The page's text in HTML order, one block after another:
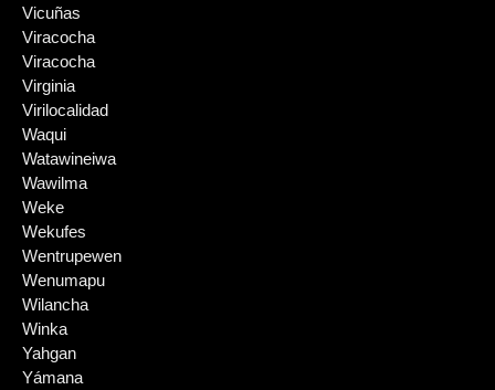
Vicuñas
Viracocha
Viracocha
Virginia
Virilocalidad
Waqui
Watawineiwa
Wawilma
Weke
Wekufes
Wentrupewen
Wenumapu
Wilancha
Winka
Yahgan
Yámana